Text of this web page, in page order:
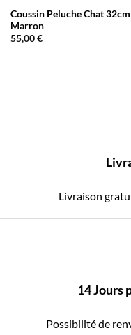
Coussin Peluche Chat 32cm
Marron
55,00€
Livraison
14 Jours
Possibilité de